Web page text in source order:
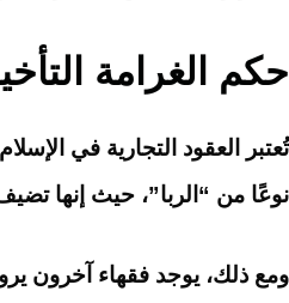
حكم الغرامة
تُعتبر العقود التجارية في
نوعًا من “الربا”، حيث إنها
ومع ذلك، يوجد فقهاء آخرون